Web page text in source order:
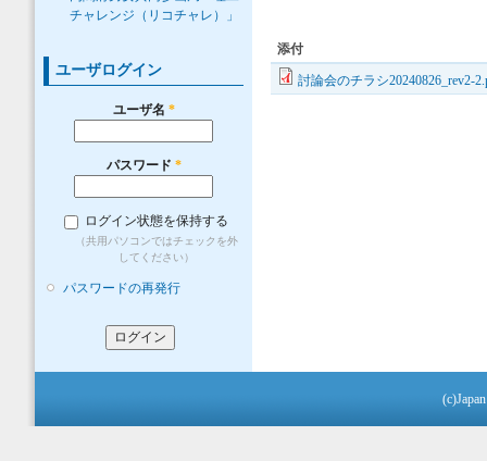
チャレンジ（リコチャレ）」
ユーザログイン
ユーザ名 *
パスワード *
ログイン状態を保持する
（共用パソコンではチェックを外
してください）
パスワードの再発行
添付
討論会のチラシ20240826_rev2-